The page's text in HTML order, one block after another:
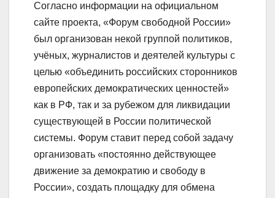
Согласно информации на официальном
сайте проекта, «Форум свободной России»
был организован некой группой политиков,
учёных, журналистов и деятелей культуры с
целью «объединить российских сторонников
европейских демократических ценностей»
как в РФ, так и за рубежом для ликвидации
существующей в России политической
системы. Форум ставит перед собой задачу
организовать «постоянно действующее
движение за демократию и свободу в
России», создать площадку для обмена